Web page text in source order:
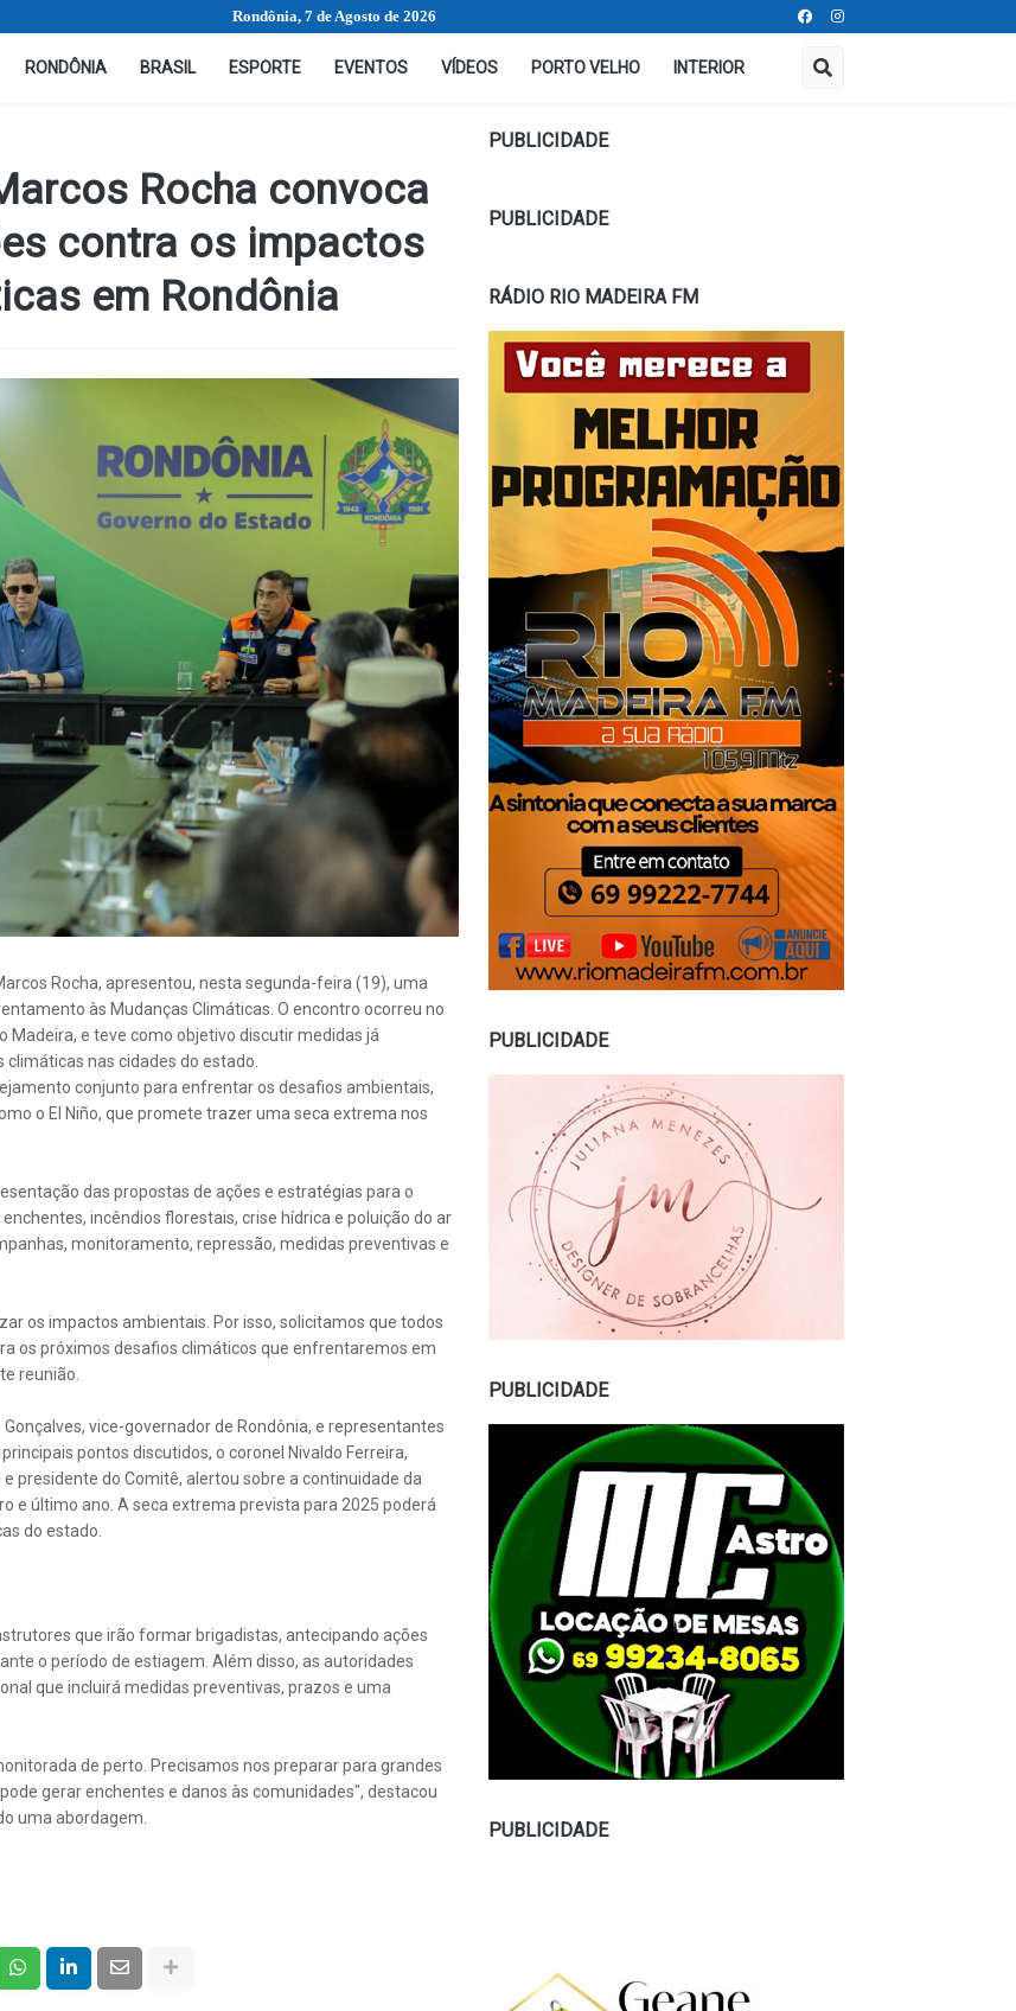
Rondônia, 7 de Agosto de 2026
RONDÔNIA BRASIL ESPORTE EVENTOS VÍDEOS PORTO VELHO INTERIOR
Rocha convoca
contra os impactos
em Rondônia
Rocha, apresentou, nesta segunda-feira (19), uma
às Mudanças Climáticas. O encontro ocorreu no
Madeira, e teve como objetivo discutir medidas já
nas cidades do estado.
conjunto para enfrentar os desafios ambientais,
o El Niño, que promete trazer uma seca extrema nos
das propostas de ações e estratégias para o
incêndios florestais, crise hídrica e poluição do ar
monitoramento, repressão, medidas preventivas e
os impactos ambientais. Por isso, solicitamos que todos
os próximos desafios climáticos que enfrentaremos em
reunião.
vice-governador de Rondônia, e representantes
pontos discutidos, o coronel Nivaldo Ferreira,
presidente do Comitê, alertou sobre a continuidade da
e último ano. A seca extrema prevista para 2025 poderá
do estado.
que irão formar brigadistas, antecipando ações
o período de estiagem. Além disso, as autoridades
que incluirá medidas preventivas, prazos e uma
de perto. Precisamos nos preparar para grandes
gerar enchentes e danos às comunidades", destacou
uma abordagem.
PUBLICIDADE
PUBLICIDADE
RÁDIO RIO MADEIRA FM
PUBLICIDADE
PUBLICIDADE
PUBLICIDADE